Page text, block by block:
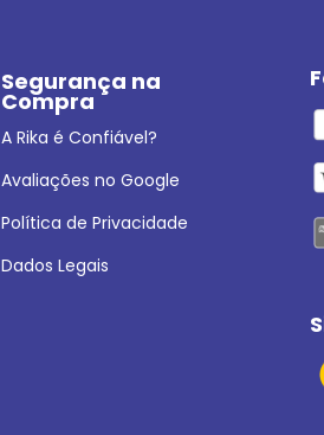
Segurança na
Compra
A Rika é Confiável?
Avaliações no Google
Política de Privacidade
Dados Legais